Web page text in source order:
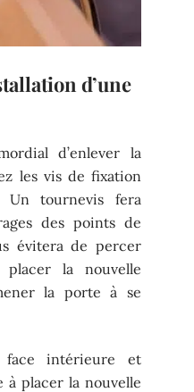
d’une
d’enlever la
les vis de fixation
tournevis fera
des points de
évitera de percer
la nouvelle
la porte à se
intérieure et
à placer la nouvelle